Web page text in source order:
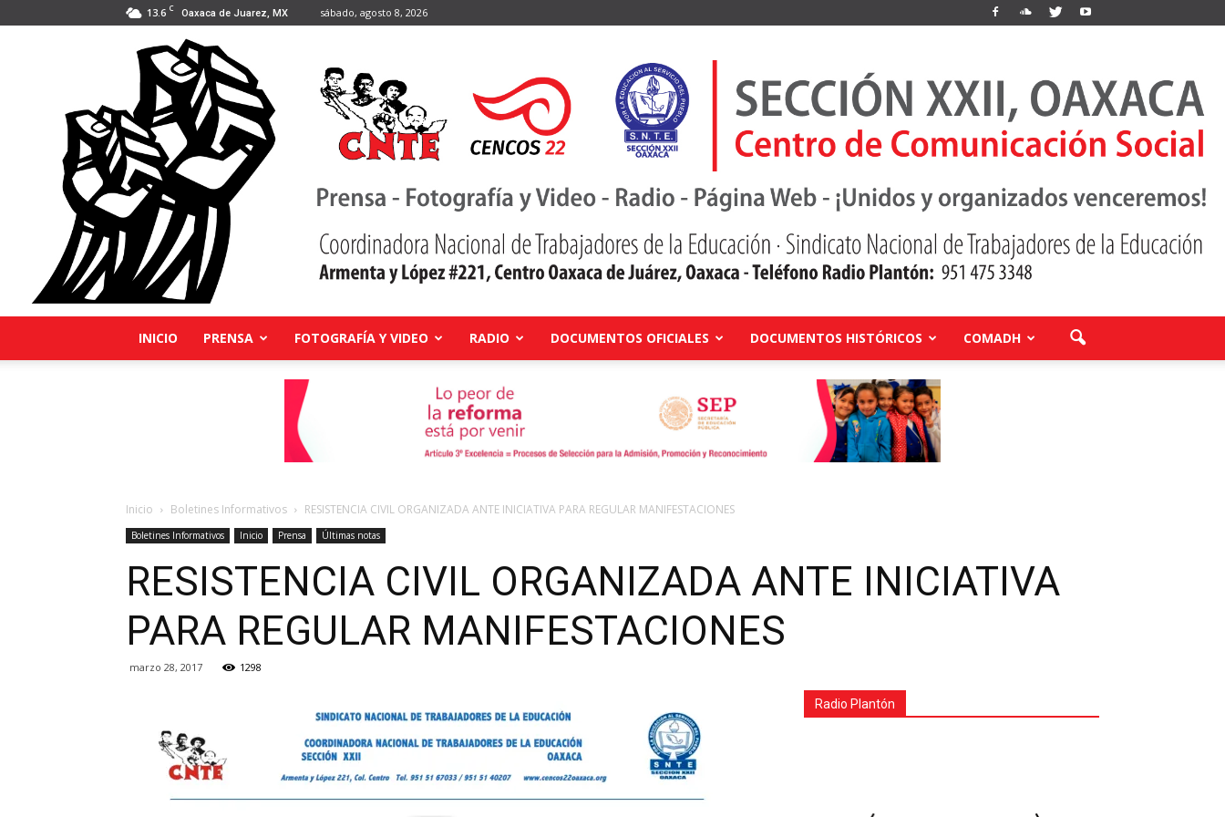
13.6 C Oaxaca de Juarez, MX sábado, agosto 8, 2026
INICIO PRENSA FOTOGRAFÍA Y VIDEO RADIO DOCUMENTOS OFICIALES DOCUMENTOS HISTÓRICOS COMADH
Inicio Boletines Informativos RESISTENCIA CIVIL ORGANIZADA ANTE INICIATIVA PARA REGULAR MANIFESTACIONES
Boletines Informativos Inicio Prensa Últimas notas
RESISTENCIA CIVIL ORGANIZADA ANTE INICIATIVA
PARA REGULAR MANIFESTACIONES
marzo 28, 2017 1298
Radio Plantón